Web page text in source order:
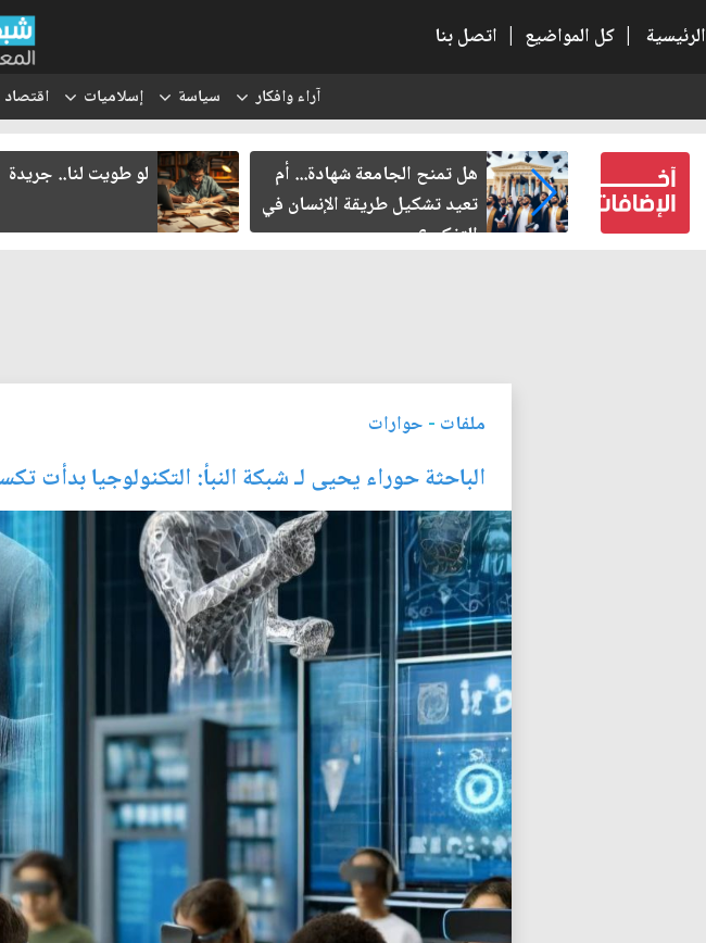
الرئيسية | كل المواضيع | اتصل بنا
آراء وافكار سياسة إسلاميات اقتصاد
إلى
هل تمنح الجامعة شهادة... أم
تعيد تشكيل طريقة الإنسان في
التفكير؟
لو طويت لنا.. جريدة
ملفات - حوارات
الباحثة حوراء يحيى لـ شبكة النبأ: التكنولوجيا بدأت